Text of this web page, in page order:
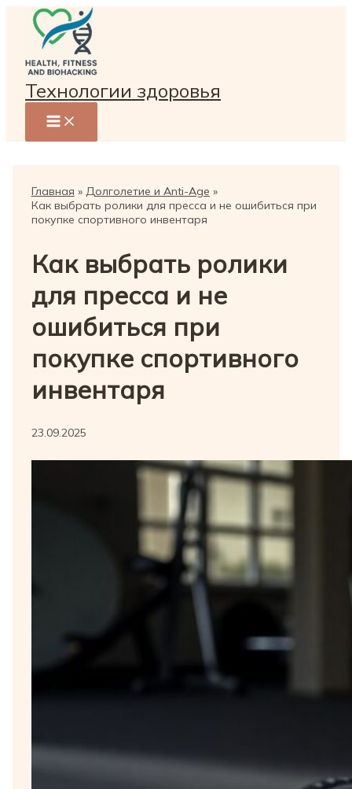
Перейти
содержимому
Технологии здоровья
Главная
Долголетие и Anti-Age
Как выбрать ролики для пресса и не ошибиться при
покупке спортивного инвентаря
Как выбрать ролики
для пресса и не
ошибиться при
покупке спортивного
инвентаря
23.09.2025